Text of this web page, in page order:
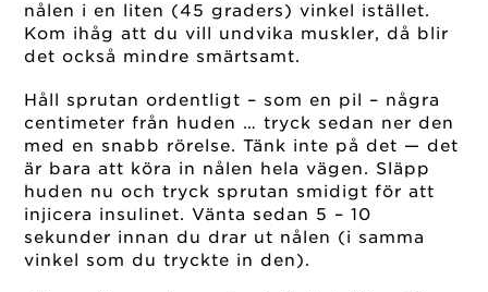
nålen i en liten (45 graders) vinkel istället.
Kom ihåg att du vill undvika muskler, då blir
det också mindre smärtsamt.
Håll sprutan ordentligt – som en pil – några
centimeter från huden … tryck sedan ner den
med en snabb rörelse. Tänk inte på det — det
är bara att köra in nålen hela vägen. Släpp
huden nu och tryck sprutan smidigt för att
injicera insulinet. Vänta sedan 5 – 10
sekunder innan du drar ut nålen (i samma
vinkel som du tryckte in den).